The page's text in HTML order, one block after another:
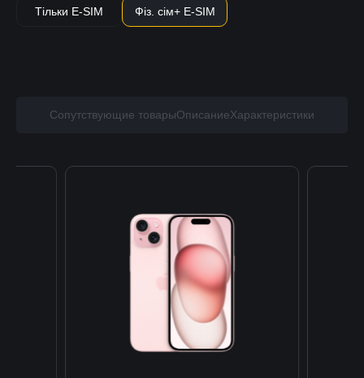
Тільки E-SIM Фіз. сім+ E-SIM
Сопутствующие товарыОписаниеХарактеристики